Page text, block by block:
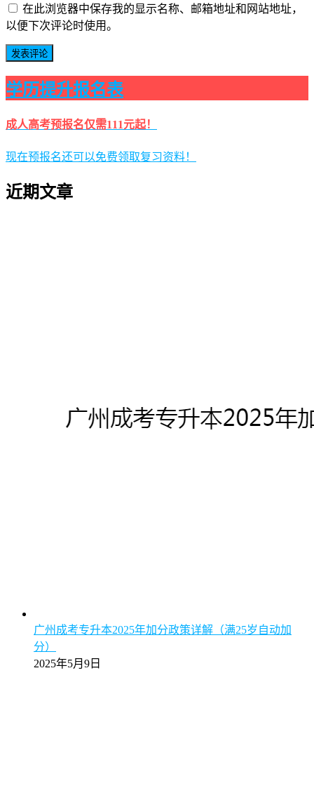
在此浏览器中保存我的显示名称、邮箱地址和网站地址，
以便下次评论时使用。
学历提升报名表
成人高考预报名仅需111元起！
现在预报名还可以免费领取复习资料！
近期文章
广州成考专升本2025年加分政策详解（满25岁自动加
分）
2025年5月9日